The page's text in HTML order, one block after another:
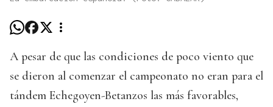
A pesar de que las condiciones de poco viento que
se dieron al comenzar el campeonato no eran para el
tándem Echegoyen-Betanzos las más favorables,